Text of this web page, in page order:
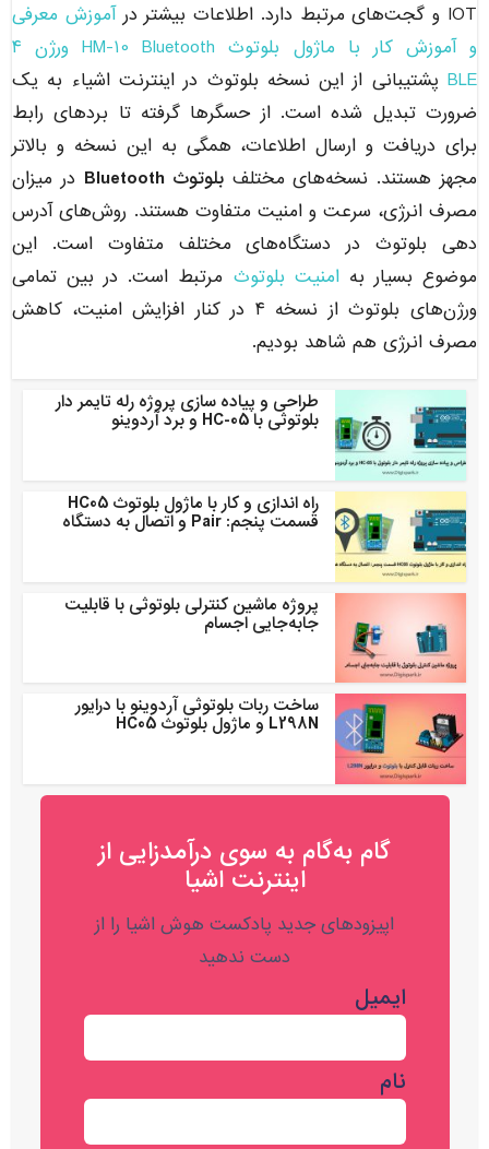
IOT و گجت‌های مرتبط دارد. اطلاعات بیشتر در
آموزش معرفی
و آموزش کار با ماژول بلوتوث HM-10 Bluetooth ورژن ۴
BLE پشتیبانی از این نسخه بلوتوث در اینترنت اشیاء به یک
ضرورت تبدیل شده است. از حسگرها گرفته تا بردهای رابط
برای دریافت و ارسال اطلاعات، همگی به این نسخه و بالاتر
مجهز هستند. نسخه‌های مختلف بلوتوث Bluetooth
در میزان
مصرف انرژی، سرعت و امنیت متفاوت هستند. روش‌های آدرس
دهی بلوتوث در دستگاه‌های مختلف متفاوت است. این
موضوع بسیار بهامنیت بلوتوث مرتبط است. در بین تمامی
ورژن‌های بلوتوث از نسخه ۴ در کنار افزایش امنیت، کاهش
مصرف انرژی هم شاهد بودیم.
طراحی و پیاده سازی پروژه رله تایمر دار
بلوتوثی با HC-05 و برد آردوینو
راه اندازی و کار با ماژول بلوتوث HC05
قسمت پنجم: Pair و اتصال به دستگاه
پروژه ماشین کنترلی بلوتوثی با قابلیت
جابه‌جایی اجسام
ساخت ربات بلوتوثی آردوینو با درایور
L298N و ماژول بلوتوث HC05
گام به‌گام به‌ سوی درآمدزایی از
اینترنت اشیا
اپیزودهای جدید پادکست هوش اشیا را از
دست ندهید
ایمیل
نام